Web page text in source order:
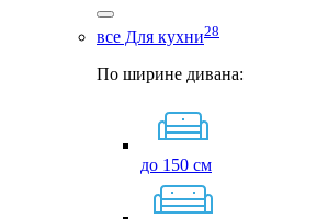
все Для кухни28
По ширине дивана:
до 150 см